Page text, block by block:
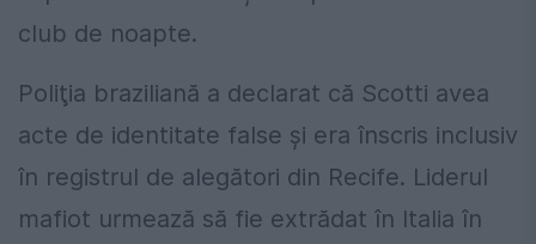
club de noapte.
Poliţia braziliană a declarat că Scotti avea
acte de identitate false şi era înscris inclusiv
în registrul de alegători din Recife. Liderul
mafiot urmează să fie extrădat în Italia în